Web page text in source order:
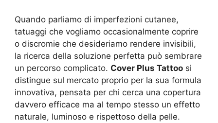
Quando parliamo di imperfezioni cutanee,
tatuaggi che vogliamo occasionalmente coprire
o discromie che desideriamo rendere invisibili,
la ricerca della soluzione perfetta può sembrare
un percorso complicato. Cover Plus Tattoo si
distingue sul mercato proprio per la sua formula
innovativa, pensata per chi cerca una copertura
davvero efficace ma al tempo stesso un effetto
naturale, luminoso e rispettoso della pelle.